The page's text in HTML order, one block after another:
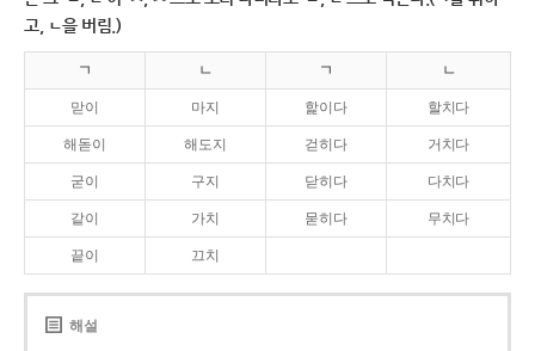
고, ㄴ을 버림.)
ㄱ ㄴ ㄱ ㄴ
맏이 마지 핥이다 할치다
해돋이 해도지 걷히다 거치다
굳이 구지 닫히다 다치다
같이 가치 묻히다 무치다
끝이 끄치
해설